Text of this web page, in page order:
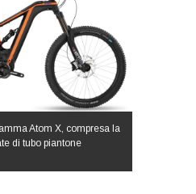
Atom X, compresa la
di tubo piantone